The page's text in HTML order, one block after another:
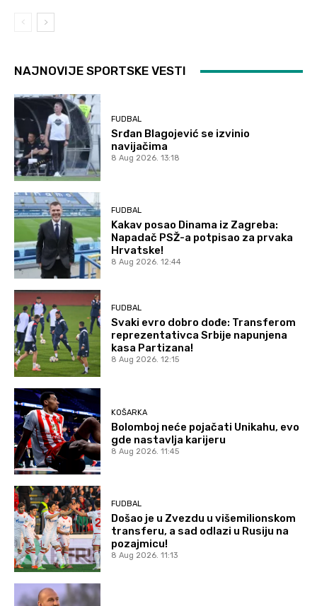
NAJNOVIJE SPORTSKE VESTI
FUDBAL
Srđan Blagojević se izvinio
navijačima
8 Aug 2026. 13:18
FUDBAL
Kakav posao Dinama iz Zagreba:
Napadač PSŽ-a potpisao za prvaka
Hrvatske!
8 Aug 2026. 12:44
FUDBAL
Svaki evro dobro dođe: Transferom
reprezentativca Srbije napunjena
kasa Partizana!
8 Aug 2026. 12:15
KOŠARKA
Bolomboj neće pojačati Unikahu, evo
gde nastavlja karijeru
8 Aug 2026. 11:45
FUDBAL
Došao je u Zvezdu u višemilionskom
transferu, a sad odlazi u Rusiju na
pozajmicu!
8 Aug 2026. 11:13